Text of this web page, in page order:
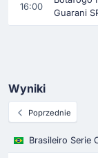
16:00
Guarani
Wyniki
Poprzednie
Brasileiro Serie